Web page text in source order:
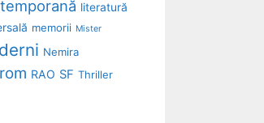
literatură
memorii Mister
Nemira
RAO SF Thriller